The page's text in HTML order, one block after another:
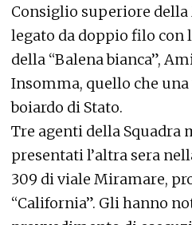
Consiglio superiore
legato da doppio filo con
della “Balena bianca”,
Insomma, quello che
boiardo di Stato.
Tre agenti della Squadra
presentati l’altra sera
309 di viale Miramare,
“California”. Gli hanno